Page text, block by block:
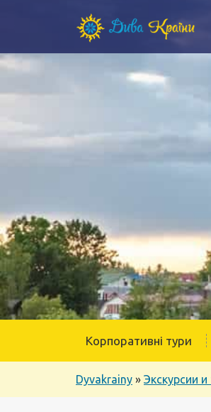
Корпоративні тури
Dyvakrainy » Экскурсии